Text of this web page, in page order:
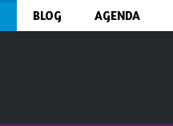
BLOG AGENDA